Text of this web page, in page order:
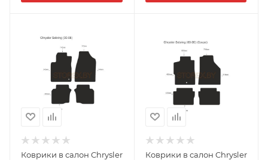
Коврики в салон Chrysler
Коврики в салон Chrysler